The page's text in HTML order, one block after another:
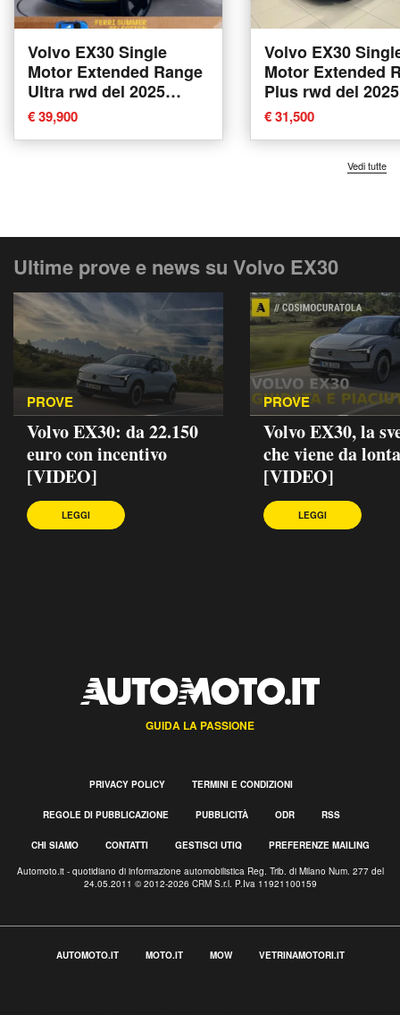
Volvo EX30 Single
Motor Extended Range
Ultra rwd del 2025
usata a Tavagnacco
€ 39,900
Volvo EX30
Motor Extended
Plus rwd del
a Forli'
€ 31,500
Vedi tutte
Ultime prove e news su Volvo EX30
PROVE
Volvo EX30: da 22.150
euro con incentivo
[VIDEO]
LEGGI
PROVE
Volvo EX30, la
che viene da
[VIDEO]
LEGGI
GUIDA LA PASSIONE
PRIVACY POLICY TERMINI E CONDIZIONI
REGOLE DI PUBBLICAZIONE PUBBLICITÀ ODR RSS
CHI SIAMO CONTATTI GESTISCI UTIQ PREFERENZE MAILING
Automoto.it - quotidiano di informazione automobilistica Reg. Trib. di Milano Num. 277 del
24.05.2011 © 2012-2026 CRM S.r.l. P.Iva 11921100159
AUTOMOTO.IT MOTO.IT MOW VETRINAMOTORI.IT